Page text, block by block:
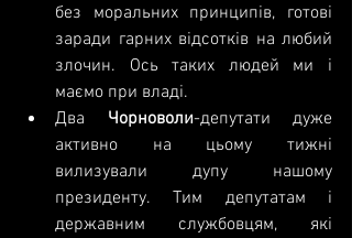
без моральних принципів, готові
заради гарних відсотків на любий
злочин. Ось таких людей ми і
маємо при владі.
Два Чорноволи-депутати дуже
активно на цьому тижні
вилизували дупу нашому
президенту. Тим депутатам і
державним службовцям, які